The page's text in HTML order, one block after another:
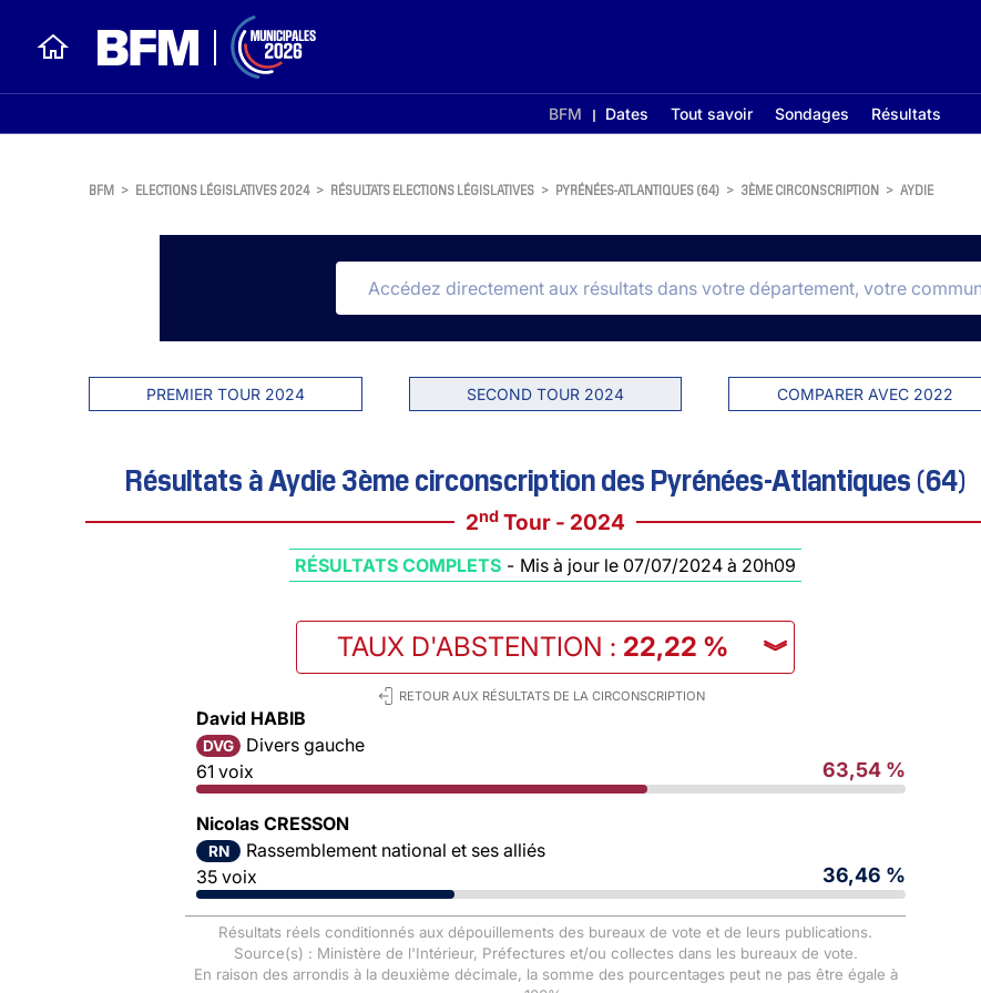
BFM Dates Tout savoir Sondages Résultats
BFM > ELECTIONS LÉGISLATIVES 2024 > RÉSULTATS ELECTIONS LÉGISLATIVES > PYRÉNÉES-ATLANTIQUES (64) > 3ÈME CIRCONSCRIPTION > AYDIE
PREMIER TOUR 2024 SECOND TOUR 2024 COMPARER AVEC 2022
Résultats à Aydie 3ème circonscription des Pyrénées-Atlantiques (64)
2nd Tour - 2024
RÉSULTATS COMPLETS - Mis à jour le 07/07/2024 à 20h09
TAUX D'ABSTENTION : 22,22 % ︾
RETOUR AUX RÉSULTATS DE LA CIRCONSCRIPTION
David HABIB
DVG
Divers gauche
61 voix
63,54 %
Nicolas CRESSON
RN
Rassemblement national et ses alliés
35 voix
36,46 %
Résultats réels conditionnés aux dépouillements des bureaux de vote et de leurs publications.
Source(s) : Ministère de l'Intérieur, Préfectures et/ou collectes dans les bureaux de vote.
En raison des arrondis à la deuxième décimale, la somme des pourcentages peut ne pas être égale à